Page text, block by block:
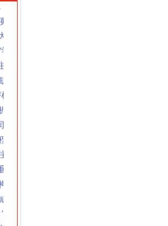
制度落实整改提高阶段工作
索纠风和政风行风评议工作新思路
习型”外贸公司注册资金支部活动
查纠行政审批违规行为
办法
关作风”外贸公司注册条件再动员会
议阶段边议边改见成效
册资金金周安全工作
为企业信用促进会保驾护航
册外贸公司分类监管
代办外贸公司活动
筑联合查处防线
工商所竞争上岗
贸公司注册条件活动
要求